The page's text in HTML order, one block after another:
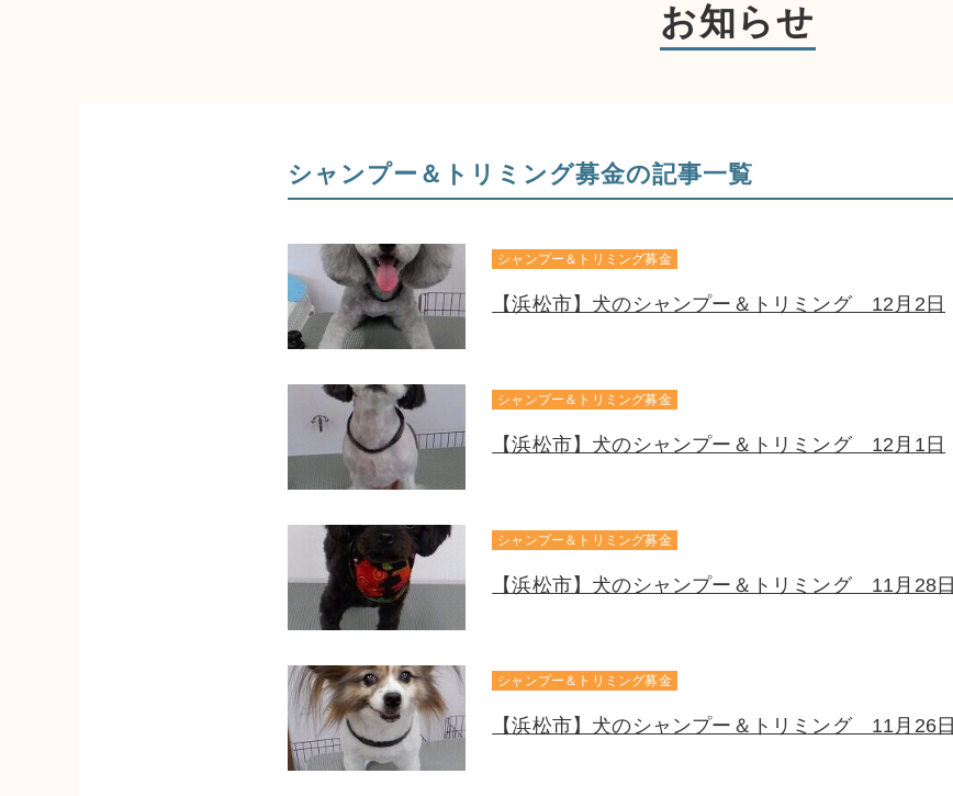
お知らせ
シャンプー＆トリミング募金の記事一覧
シャンプー＆トリミング募金
【浜松市】犬のシャンプー＆トリミング 12月2日
シャンプー＆トリミング募金
【浜松市】犬のシャンプー＆トリミング 12月1日
シャンプー＆トリミング募金
【浜松市】犬のシャンプー＆トリミング 11月28日
シャンプー＆トリミング募金
【浜松市】犬のシャンプー＆トリミング 11月26日